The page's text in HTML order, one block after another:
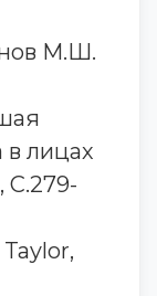
М.Ш.
в лицах
С.279-